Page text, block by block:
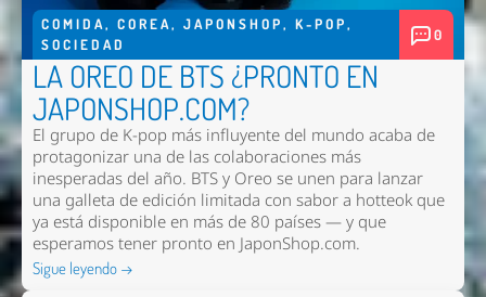
COMIDA, COREA, JAPONSHOP, K-POP,
SOCIEDAD
0
LA OREO DE BTS ¿PRONTO EN
JAPONSHOP.COM?
El grupo de K-pop más influyente del mundo acaba de
protagonizar una de las colaboraciones más
inesperadas del año. BTS y Oreo se unen para lanzar
una galleta de edición limitada con sabor a hotteok que
ya está disponible en más de 80 países — y que
esperamos tener pronto en JaponShop.com.
Sigue leyendo →